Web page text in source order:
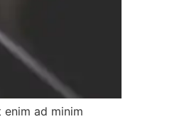
ad minim